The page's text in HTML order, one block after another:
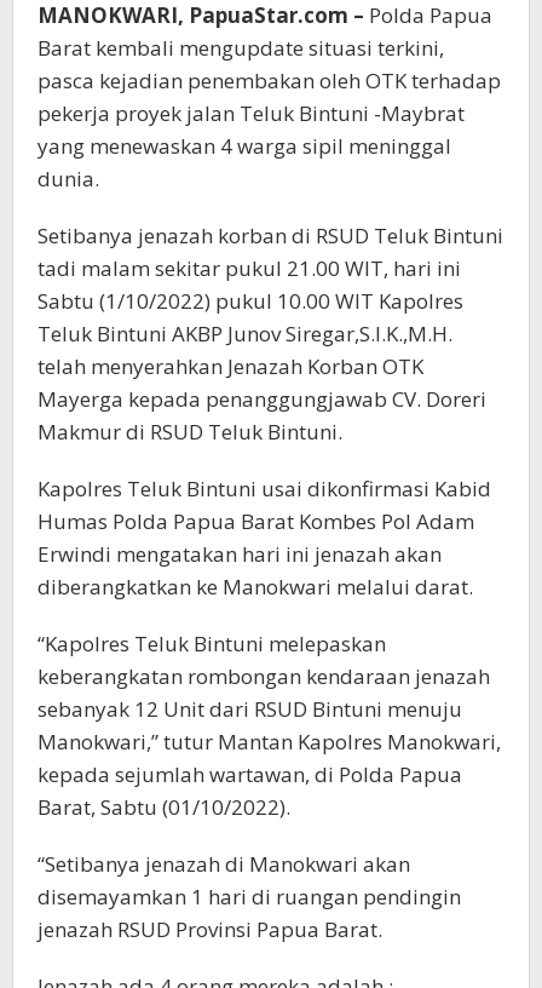
MANOKWARI, PapuaStar.com – Polda Papua
Barat kembali mengupdate situasi terkini,
pasca kejadian penembakan oleh OTK terhadap
pekerja proyek jalan Teluk Bintuni -Maybrat
yang menewaskan 4 warga sipil meninggal
dunia.
Setibanya jenazah korban di RSUD Teluk Bintuni
tadi malam sekitar pukul 21.00 WIT, hari ini
Sabtu (1/10/2022) pukul 10.00 WIT Kapolres
Teluk Bintuni AKBP Junov Siregar,S.I.K.,M.H.
telah menyerahkan Jenazah Korban OTK
Mayerga kepada penanggungjawab CV. Doreri
Makmur di RSUD Teluk Bintuni.
Kapolres Teluk Bintuni usai dikonfirmasi Kabid
Humas Polda Papua Barat Kombes Pol Adam
Erwindi mengatakan hari ini jenazah akan
diberangkatkan ke Manokwari melalui darat.
“Kapolres Teluk Bintuni melepaskan
keberangkatan rombongan kendaraan jenazah
sebanyak 12 Unit dari RSUD Bintuni menuju
Manokwari,” tutur Mantan Kapolres Manokwari,
kepada sejumlah wartawan, di Polda Papua
Barat, Sabtu (01/10/2022).
“Setibanya jenazah di Manokwari akan
disemayamkan 1 hari di ruangan pendingin
jenazah RSUD Provinsi Papua Barat.